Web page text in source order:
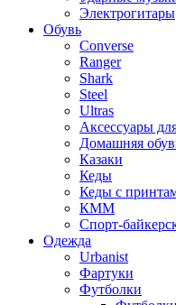
Электрогитары
Обувь
Converse
Ranger
Shark
Steel
Ultras
Аксессуары
Домашняя
Казаки
Кеды
Кеды с
КММ
Спорт-
Одежда
Urbanist
Фартуки
Футболки